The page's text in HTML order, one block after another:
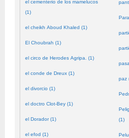
el cementerio de los mamelucos
(1)
el cheikh Aboud Khaled (1)
El Choubrah (1)
el circo de Herodes Agripa. (1)
el conde de Dreux (1)
el divorcio (1)
el doctro Clot-Bey (1)
el Dorador (1)
el efod (1)
paz
(1)